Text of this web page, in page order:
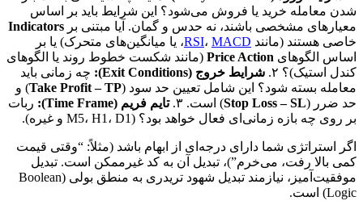
شدن معامله خرید یا فروش می‌شود؟ این شرایط باید بر اساس
معیارهای مشخصی باشند، نه حدس و گمان. آیا مبتنی بر Indicators
خاصی هستند (مانند
RSI، MACD
، یا میانگین‌های متحرک) یا بر
اساس الگوهای Price Action (مانند شکست خطوط روند یا الگوهای
کندل استیک)؟ ۲.
شرایط خروج (Exit Conditions):
چه زمانی باید
معامله بسته شود؟ این شامل تعیین حد سود (Take Profit – TP) و
حد ضرر (Stop Loss – SL) است. ۳. تایم فریم (Time Frame):
ربات
بر روی چه بازه زمانی‌ای فعال خواهد بود؟ (M5، H1، D1 و غیره).
اگر استراتژی شما دارای درجه‌ای از ابهام باشد (مثلاً: “وقتی قیمت
کمی بالا رفت، می‌خرم”)، تبدیل آن به کد غیرممکن است. تبدیل
موفقیت‌آمیز، نیازمند تبدیل شهود تریدری به منطق بولی (Boolean
Logic) است.